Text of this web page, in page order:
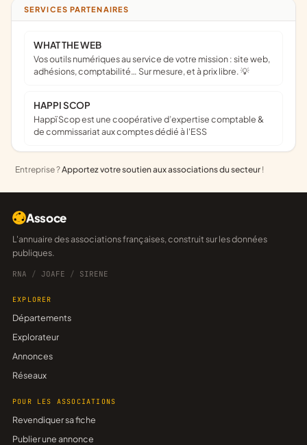
SERVICES PARTENAIRES
WHAT THE WEB
Vos outils numériques au service de votre mission : site web,
adhésions, comptabilité… Sur mesure, et à prix libre. 💡
HAPPI SCOP
Happï Scop est une coopérative d’expertise comptable &
de commissariat aux comptes dédié à l'ESS
Entreprise ?Apportez votre soutien aux associations du secteur !
Assoce
L'annuaire des associations françaises, construit sur les données
publiques.
RNA / JOAFE / SIRENE
EXPLORER
Départements
Explorateur
Annonces
Réseaux
POUR LES ASSOCIATIONS
Revendiquer sa fiche
Publier une annonce